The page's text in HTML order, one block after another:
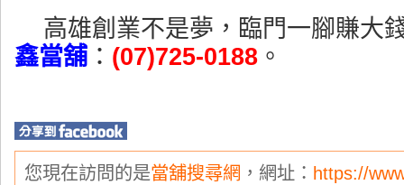
高雄創業不是夢，臨門一腳賺大
鑫當舖 ： (07)725-0188 。
您現在訪問的是當舖搜尋網 ，網址： https://